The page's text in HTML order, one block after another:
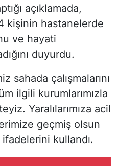
açıklamada,
kişinin hastanelerde
ve hayati
duyurdu.
sahada çalışmalarını
ilgili kurumlarımızla
Yaralılarımıza acil
geçmiş olsun
kullandı.